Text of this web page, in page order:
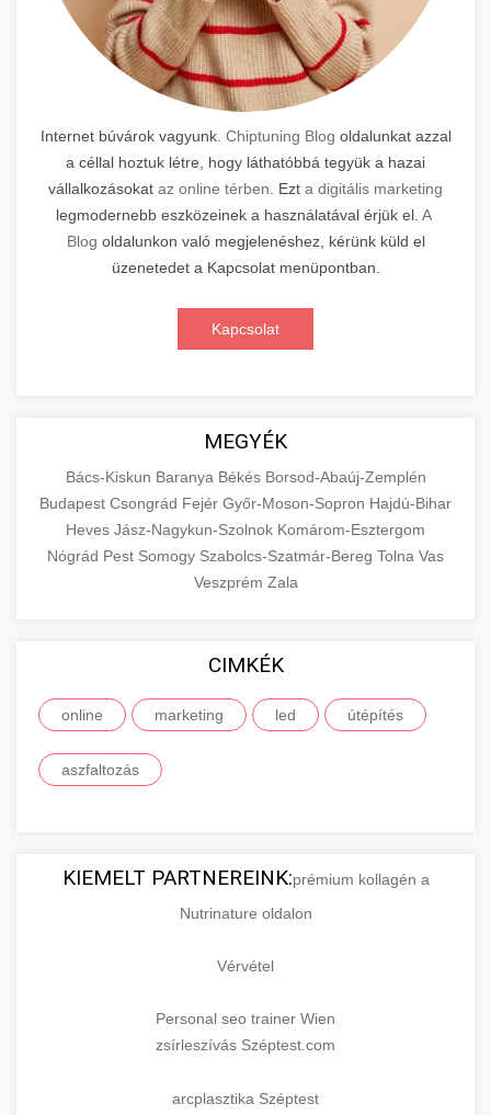
Internet búvárok vagyunk. Chiptuning Blog oldalunkat azzal
a céllal hoztuk létre, hogy láthatóbbá tegyük a hazai
vállalkozásokat az online térben . Ezt a digitális marketing
legmodernebb eszközeinek a használatával érjük el. A
Blog oldalunkon való megjelenéshez, kérünk küld el
üzenetedet a Kapcsolat menüpontban.
Kapcsolat
MEGYÉK
Bács-Kiskun Baranya Békés Borsod-Abaúj-Zemplén
Budapest Csongrád Fejér Győr-Moson-Sopron Hajdú-Bihar
Heves Jász-Nagykun-Szolnok Komárom-Esztergom
Nógrád Pest Somogy Szabolcs-Szatmár-Bereg Tolna Vas
Veszprém Zala
CIMKÉK
online marketing led útépítés
aszfaltozás
KIEMELT PARTNEREINK:prémium kollagén a
Nutrinature oldalon
Vérvétel
Personal seo trainer Wien
zsírleszívás Széptest.com
arcplasztika Széptest